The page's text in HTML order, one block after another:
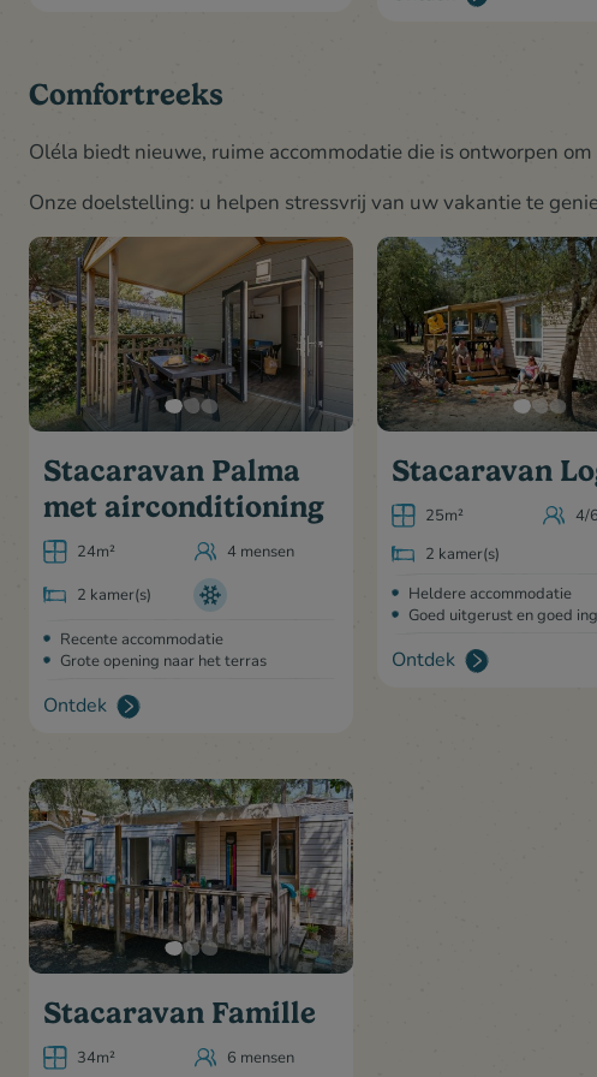
Comfortreeks
Oléla biedt nieuwe, ruime accommodatie die is ontworpen
Onze doelstelling: u helpen stressvrij van uw vakantie te
Stacaravan Palma
met airconditioning
24m²
4 mensen
2 kamer(s)
Recente accommodatie
Grote opening naar het terras
Ontdek
Stacaravan
25m²
4/
2 kamer(s)
Heldere accommodatie
Goed uitgerust en goed
Ontdek
Stacaravan Famille
34m² 6 mensen